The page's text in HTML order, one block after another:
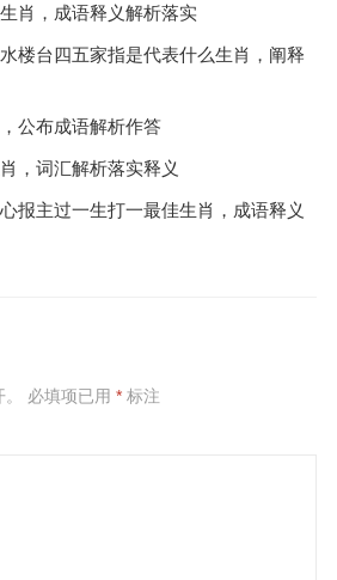
肖，成语释义解析落实
楼台四五家指是代表什么生肖，阐释
公布成语解析作答
，词汇解析落实释义
报主过一生打一最佳生肖，成语释义
必填项已用 *标注